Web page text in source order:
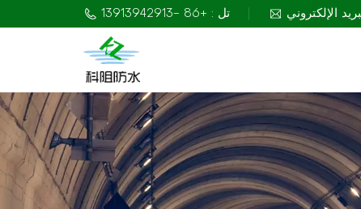
تل : +86 -13913942913